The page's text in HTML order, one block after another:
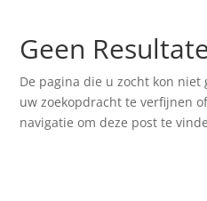
Geen
De pagina die u zocht kon
uw zoekopdracht te verfijnen
navigatie om deze post te